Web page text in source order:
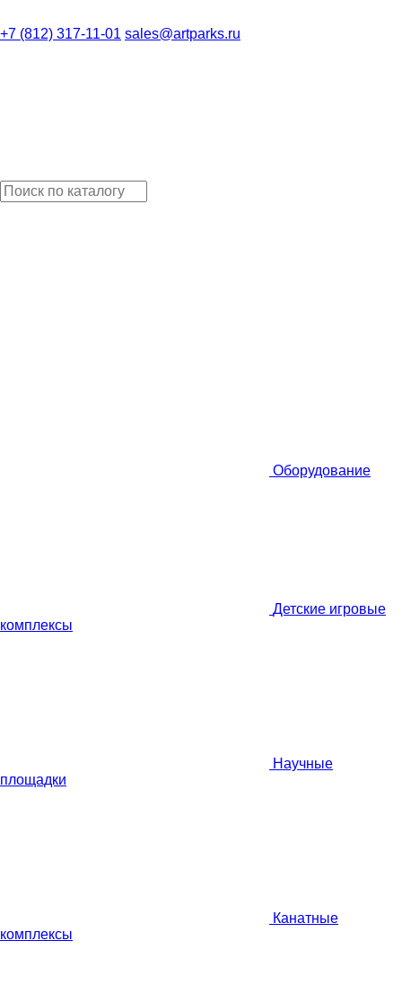
+7 (812) 317-11-01 sales@artparks.ru
Оборудование
Детские игровые
комплексы
Научные
площадки
Канатные
комплексы